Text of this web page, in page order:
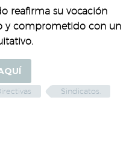
reafirma su vocación
y comprometido con un
Sindicatos.